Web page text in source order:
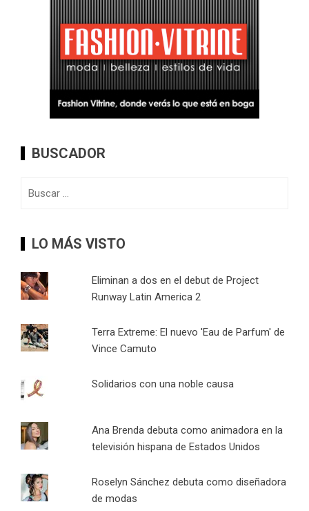
BUSCADOR
LO MÁS VISTO
Eliminan a dos en el debut de Project
Runway Latin America 2
Terra Extreme: El nuevo 'Eau de Parfum' de
Vince Camuto
Solidarios con una noble causa
Ana Brenda debuta como animadora en la
televisión hispana de Estados Unidos
Roselyn Sánchez debuta como diseñadora
de modas